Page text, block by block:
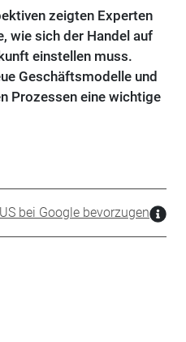
zeigten Experten
wie sich der Handel auf
einstellen muss.
Geschäftsmodelle und
Prozessen eine wichtige
bei Google bevorzugen